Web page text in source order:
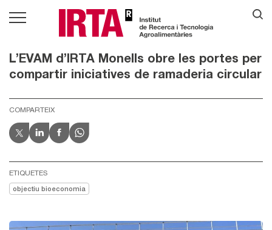
L’EVAM d’IRTA Monells obre les portes per
compartir iniciatives de ramaderia circular
COMPARTEIX
ETIQUETES
objectiu bioeconomia